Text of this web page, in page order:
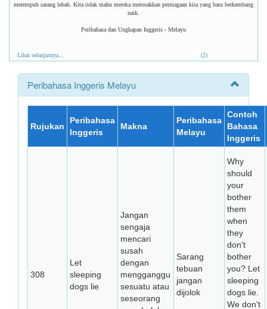
merempuh sarang lebah. Kita tidak mahu mereka merosakkan perniagaan kita yang baru berkembang
naik.
Peribahasa dan Ungkapan Inggeris - Melayu
Lihat selanjutnya... (2)
Peribahasa Inggeris Melayu
Rujukan
Peribahasa
Inggeris
Makna
Peribahasa
Melayu
Contoh
Bahasa
Inggeris
308
Let
sleeping
dogs lie
Jangan
sengaja
mencari
susah
dengan
mengganggu
sesuatu atau
seseorang
Sarang
tebuan
jangan
dijolok
Why
should
your
bother
them
when
they
don't
bother
you? Let
sleeping
dogs lie.
We don't